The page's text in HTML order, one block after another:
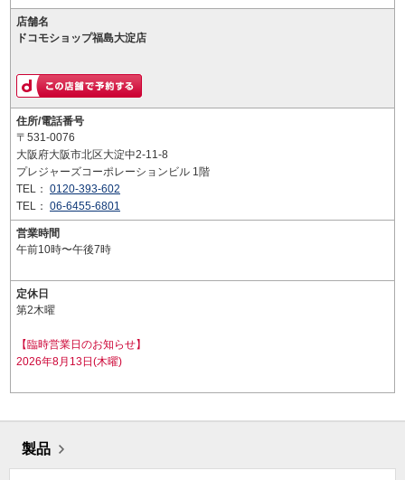
店舗名
ドコモショップ福島大淀店
住所/電話番号
〒531-0076
大阪府大阪市北区大淀中2-11-8
プレジャーズコーポレーションビル 1階
TEL： 0120-393-602
TEL： 06-6455-6801
営業時間
午前10時〜午後7時
定休日
第2木曜
【臨時営業日のお知らせ】
2026年8月13日(木曜)
製品